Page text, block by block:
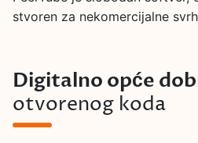
stvoren za nekomercijalne
Digitalno opće
otvorenog koda